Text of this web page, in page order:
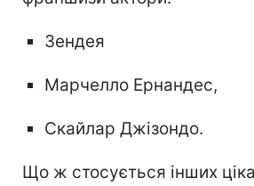
Зендея
Марчелло Ернандес,
Скайлар Джізондо.
Що ж стосується інших